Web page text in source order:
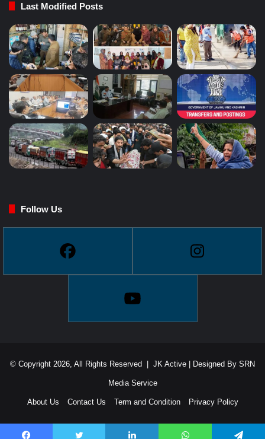
Last Modified Posts
Follow Us
© Copyright 2026, All Rights Reserved | JK Active | Designed By SRN
Media Service
About Us Contact Us Term and Condition Privacy Policy